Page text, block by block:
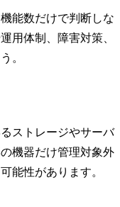
能数だけで判断しな
用体制、障害対策、
。
ストレージやサーバ
機器だけ管理対象外
能性があります。